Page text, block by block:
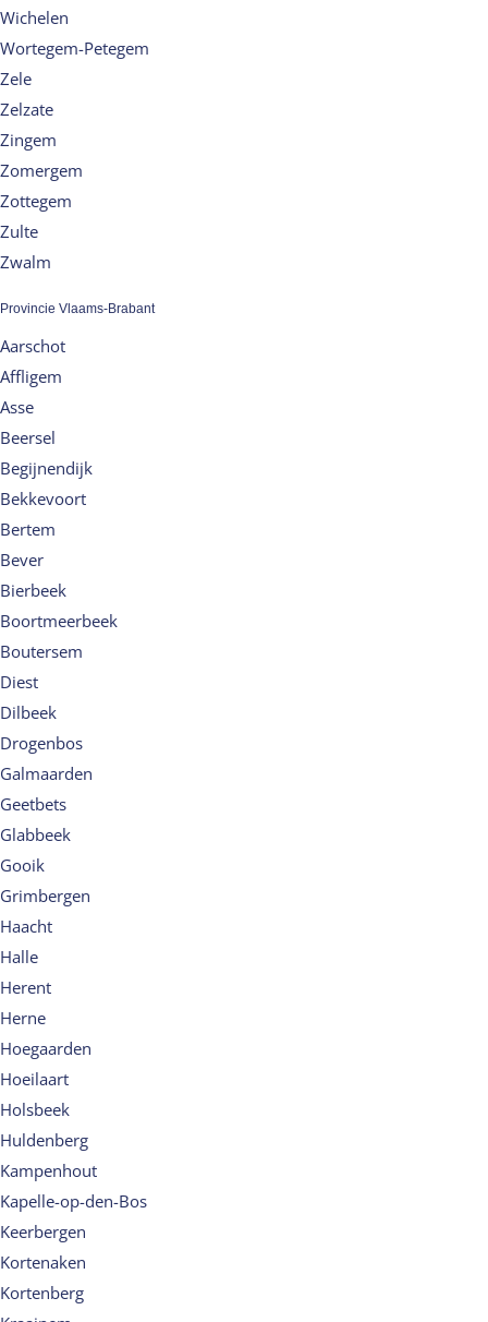
Wichelen
Wortegem-Petegem
Zele
Zelzate
Zingem
Zomergem
Zottegem
Zulte
Zwalm
Provincie Vlaams-Brabant
Aarschot
Affligem
Asse
Beersel
Begijnendijk
Bekkevoort
Bertem
Bever
Bierbeek
Boortmeerbeek
Boutersem
Diest
Dilbeek
Drogenbos
Galmaarden
Geetbets
Glabbeek
Gooik
Grimbergen
Haacht
Halle
Herent
Herne
Hoegaarden
Hoeilaart
Holsbeek
Huldenberg
Kampenhout
Kapelle-op-den-Bos
Keerbergen
Kortenaken
Kortenberg